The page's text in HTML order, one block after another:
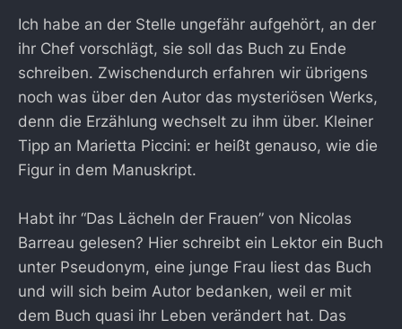
Ich habe an der Stelle ungefähr aufgehört, an der
ihr Chef vorschlägt, sie soll das Buch zu Ende
schreiben. Zwischendurch erfahren wir übrigens
noch was über den Autor das mysteriösen Werks,
denn die Erzählung wechselt zu ihm über. Kleiner
Tipp an Marietta Piccini: er heißt genauso, wie die
Figur in dem Manuskript.
Habt ihr “Das Lächeln der Frauen” von Nicolas
Barreau gelesen? Hier schreibt ein Lektor ein Buch
unter Pseudonym, eine junge Frau liest das Buch
und will sich beim Autor bedanken, weil er mit
dem Buch quasi ihr Leben verändert hat. Das